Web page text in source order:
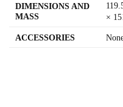
DIMENSIONS AND
MASS
×
ACCESSORIES